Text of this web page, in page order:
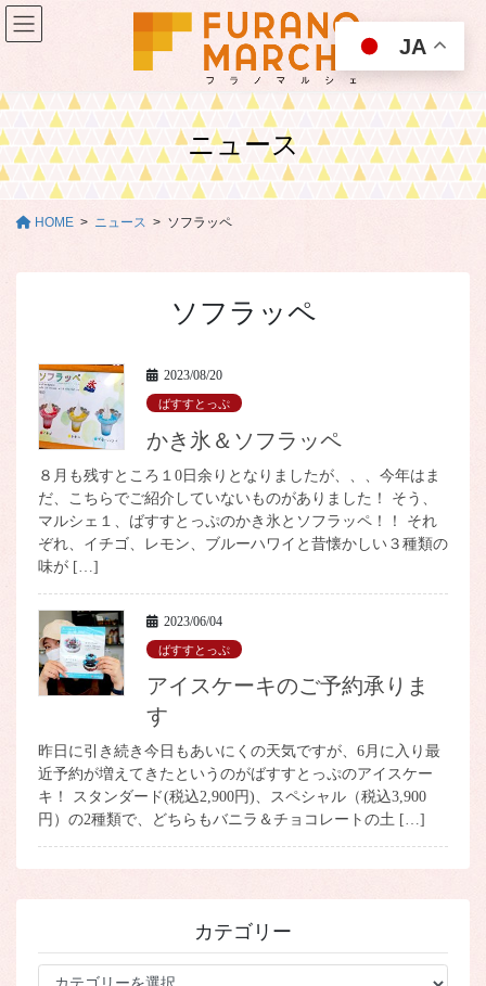
コ
ン
ツ
移
動
ナ
ビ
シ
ン
に
ニュース
HOME ニュース ソフラッペ
ソフラッペ
2023/08/20
ばすすとっぷ
かき氷＆ソフラッペ
８月も残すところ１0日余りとなりましたが、、、今年はま
だ、こちらでご紹介していないものがありました！ そう、
マルシェ１、ばすすとっぷのかき氷とソフラッペ！！ それ
ぞれ、イチゴ、レモン、ブルーハワイと昔懐かしい３種類の
味が […]
2023/06/04
ばすすとっぷ
アイスケーキのご予約承りま
す
昨日に引き続き今日もあいにくの天気ですが、6月に入り最
近予約が増えてきたというのがばすすとっぷのアイスケー
キ！ スタンダード(税込2,900円)、スペシャル（税込3,900
円）の2種類で、どちらもバニラ＆チョコレートの土 […]
カテゴリー
JA